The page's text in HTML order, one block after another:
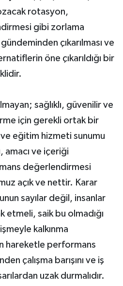
rotasyon,
gibi zorlama
çıkarılması ve
öne çıkarıldığı bir
sağlıklı, güvenilir ve
için gerekli ortak bir
eğitim hizmeti sunumu
amacı ve içeriği
değerlendirmesi
açık ve nettir. Karar
sayılar değil, insanlar
saik bu olmadığı
kalkınma
hareketle performans
çalışma barışını ve iş
uzak durmalıdır.